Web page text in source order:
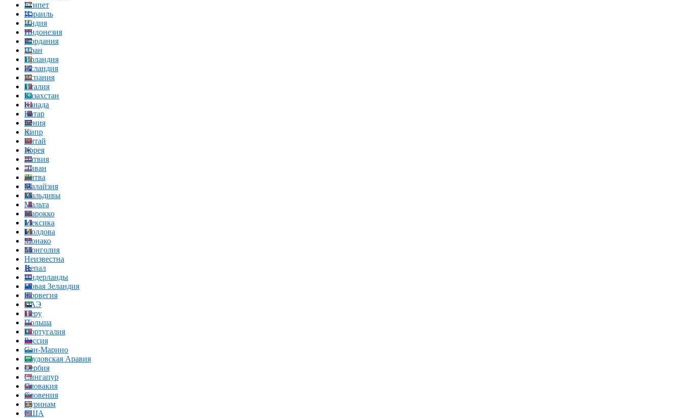
Египет
Израиль
Индия
Индонезия
Иордания
Иран
Ирландия
Исландия
Испания
Италия
Казахстан
Канада
Катар
Кения
Кипр
Китай
Корея
Латвия
Ливан
Литва
Малайзия
Мальдивы
Мальта
Марокко
Мексика
Молдова
Монако
Монголия
Неизвестна
Непал
Нидерланды
Новая Зеландия
Норвегия
ОАЭ
Перу
Польша
Португалия
Россия
Сан-Марино
Саудовская Аравия
Сербия
Сингапур
Словакия
Словения
Суринам
США